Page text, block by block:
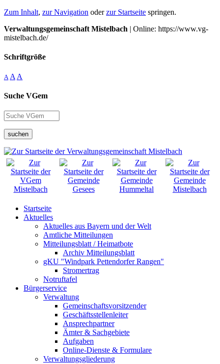
Zum Inhalt, zur Navigation oderzur Startseite springen.
Verwaltungsgemeinschaft Mistelbach | Online: https://www.vg-
mistelbach.de/
Schriftgröße
A A A
Suche VGem
suchen
Startseite
Aktuelles
Aktuelles aus Bayern und der Welt
Amtliche Mitteilungen
Mitteilungsblatt / Heimatbote
Archiv Mitteilungsblatt
gKU "Windpark Pettendorfer Rangen"
Stromertrag
Notruftafel
Bürgerservice
Verwaltung
Gemeinschaftsvorsitzender
Geschäftsstellenleiter
Ansprechpartner
Ämter & Sachgebiete
Aufgaben
Online-Dienste & Formulare
Verwaltungsgliederung